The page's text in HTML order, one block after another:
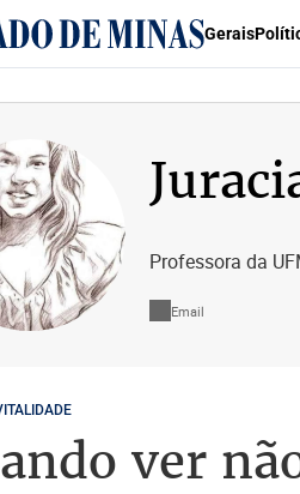
Gerais
Professora da
Email
ver